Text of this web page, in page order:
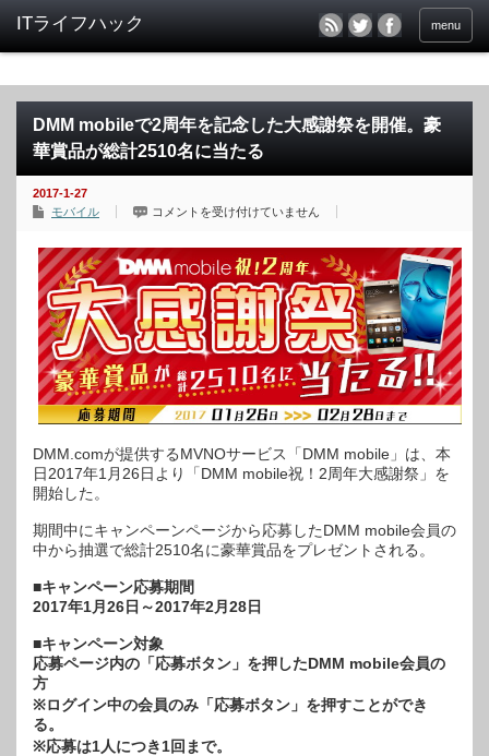
menu
DMM mobileで2周年を記念した大感謝祭を開催。豪
華賞品が総計2510名に当たる
2017-1-27
モバイル
DMM
2
周
年
を
記
念
し
た
大
感
謝
祭
を
開
豪
華
賞
品
計
2510
名
当
た
る
は
コメントを受け付けていません
DMM.comが提供するMVNOサービス「DMM mobile」は、本
日2017年1月26日より「DMM mobile祝！2周年大感謝祭」を
開始した。
期間中にキャンペーンページから応募したDMM mobile会員の
中から抽選で総計2510名に豪華賞品をプレゼントされる。
■キャンペーン応募期間
2017年1月26日～2017年2月28日
■キャンペーン対象
応募ページ内の「応募ボタン」を押したDMM mobile会員の
方
※ログイン中の会員のみ「応募ボタン」を押すことができ
る。
※応募は1人につき1回まで。